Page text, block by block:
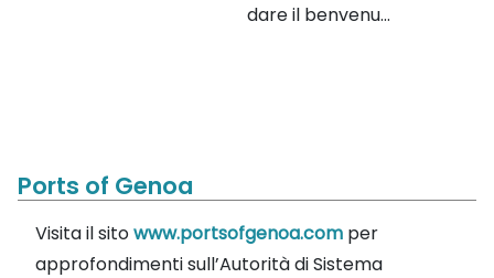
dare il benvenu...
Ports of Genoa
Visita il sitowww.portsofgenoa.com per
approfondimenti sull’Autorità di Sistema